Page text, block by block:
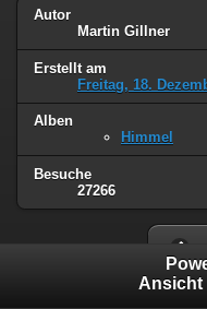
Autor
Martin Gillner
Erstellt am
Freitag, 18.
Alben
Himmel
Besuche
27266
Ansicht